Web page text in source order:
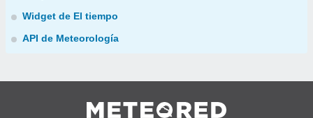
Widget de El tiempo
API de Meteorología